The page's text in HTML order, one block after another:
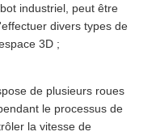
industriel, peut être
divers types de
3D ;
de plusieurs roues
le processus de
la vitesse de